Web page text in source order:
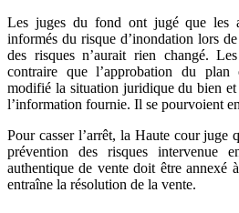
Les juges du fond ont jugé que les
informés du risque d’inondation lors
des risques n’aurait rien changé.
contraire que l’approbation du
modifié la situation juridique du bien
l’information fournie. Il se pourvoient
Pour casser l’arrêt, la Haute cour juge
prévention des risques intervenue
authentique de vente doit être annexé
entraîne la résolution de la vente.